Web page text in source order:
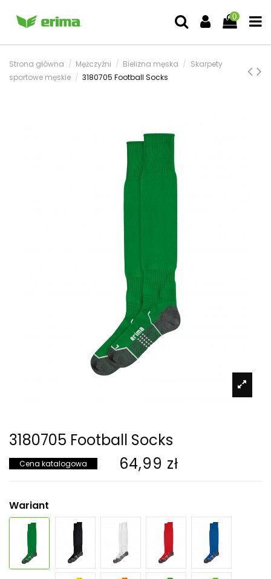
0
Strona główna Mężczyźni Bielizna męska
Skarpety
sportowe męskie
3180705 Football Socks
3180705 Football Socks
Cena katalogowa 64,99 zł
Wariant